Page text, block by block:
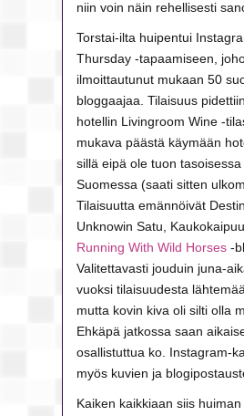
niin voin näin rehellisesti
Torstai-ilta huipentui
Thursday -tapaamiseen,
ilmoittautunut mukaan 50
bloggaajaa. Tilaisuus
hotellin Livingroom Wine -
mukava päästä käymään
sillä eipä ole tuon
Suomessa (saati sitten
Tilaisuutta emännöivät
Unknowin Satu,
Running With Wild Horses -
Valitettavasti jouduin juna-
vuoksi tilaisuudesta
mutta kovin kiva oli silti olla
Ehkäpä jatkossa saan
osallistuttua ko. Instagram-
myös kuvien ja
Kaiken kaikkiaan siis